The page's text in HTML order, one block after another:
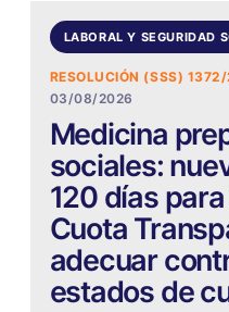
LABORAL Y SEGURIDAD
RESOLUCIÓN (SSS)
03/08/2026
Medicina
sociales:
120 días
Cuota
adecuar
estados de